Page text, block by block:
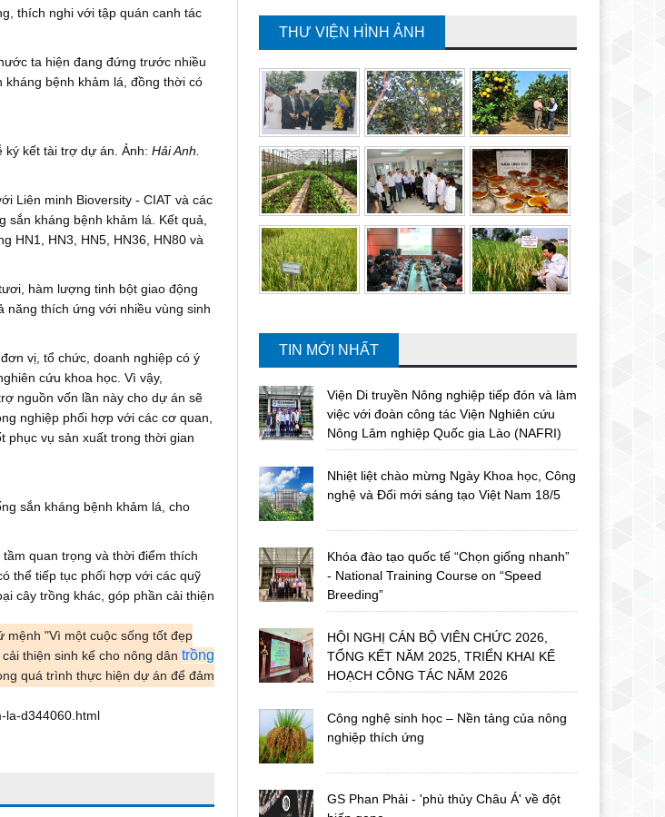
thích nghi với tập quán canh tác
ta hiện đang đứng trước nhiều
bệnh khảm lá, đồng thời có
ký kết tài trợ dự án. Ảnh: Hải Anh.
Liên minh Bioversity - CIAT và các
kháng bệnh khảm lá. Kết quả,
HN1, HN3, HN5, HN36, HN80 và
hàm lượng tinh bột giao động
năng thích ứng với nhiều vùng sinh
vị, tổ chức, doanh nghiệp có ý
cứu khoa học. Vì vậy,
nguồn vốn lần này cho dự án sẽ
nghiệp phối hợp với các cơ quan,
phục vụ sản xuất trong thời gian
sắn kháng bệnh khảm lá, cho
quan trọng và thời điểm thích
thể tiếp tục phối hợp với các quỹ
cây trồng khác, góp phần cải thiện
mệnh "Vì một cuộc sống tốt đẹp
thiện sinh kế cho nông dân trồng
quá trình thực hiện dự án để đảm
la-d344060.html
THƯ VIỆN HÌNH ẢNH
TIN MỚI NHẤT
Viện Di truyền Nông nghiệp tiếp đón và làm
việc với đoàn công tác Viện Nghiên cứu
Nông Lâm nghiệp Quốc gia Lào (NAFRI)
Nhiệt liệt chào mừng Ngày Khoa học, Công
nghệ và Đổi mới sáng tạo Việt Nam 18/5
Khóa đào tạo quốc tế “Chọn giống nhanh”
- National Training Course on “Speed
Breeding”
HỘI NGHỊ CÁN BỘ VIÊN CHỨC 2026,
TỔNG KẾT NĂM 2025, TRIỂN KHAI KẾ
HOẠCH CÔNG TÁC NĂM 2026
Công nghệ sinh học – Nền tảng của nông
nghiệp thích ứng
GS Phan Phải - 'phù thủy Châu Á' về đột